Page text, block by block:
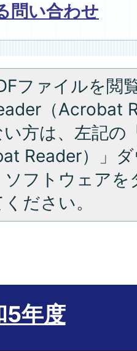
問い合わせ
ファイルを閲
（Acrobat
方は、左記の
Reader）」
フトウェア
ださい。
5年度